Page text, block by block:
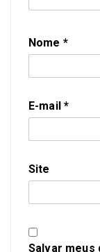
Nome *
E-mail*
Site
Salvar meus